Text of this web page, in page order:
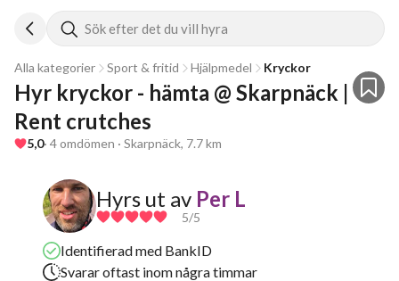
Sök efter det du vill hyra
Alla kategorier Sport & fritid Hjälpmedel Kryckor
Hyr kryckor - hämta @ Skarpnäck |
Rent crutches
5,0· 4 omdömen · Skarpnäck, 7.7 km
Hyrs ut av Per L
5/5
Identifierad med BankID
Svarar oftast inom några timmar